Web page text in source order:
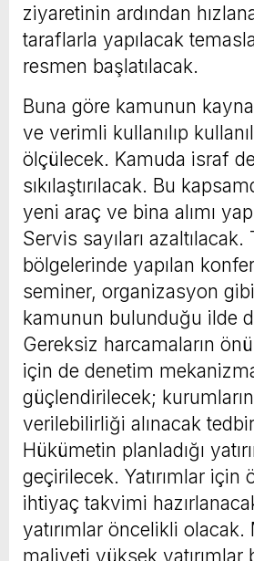
ziyaretinin ardından
taraflarla yapılacak
resmen başlatılacak.
Buna göre kamunun
ve verimli kullanılıp
ölçülecek. Kamuda israf
sıkılaştırılacak. Bu
yeni araç ve bina alımı
Servis sayıları azaltılacak.
bölgelerinde yapılan
seminer, organizasyon
kamunun bulunduğu ilde
Gereksiz harcamaların
için de denetim
güçlendirilecek;
verilebilirliği alınacak
Hükümetin planladığı
geçirilecek. Yatırımlar için
ihtiyaç takvimi
yatırımlar öncelikli olacak.
maliyeti yüksek yatırımlar